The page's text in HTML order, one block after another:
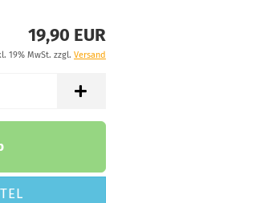
19,90 EUR
19% MwSt. zzgl. Versand